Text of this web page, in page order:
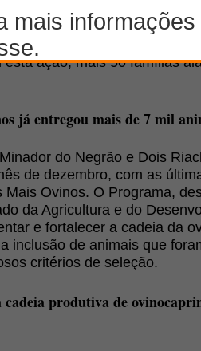
da Agricultura e do
terça-feira (18), cerca de
e Cacimbinhas, por meio
esta ação, mais 50 famílias
já entregou mais de 7 mil
do Negrão e Dois
de dezembro, com as
Mais Ovinos. O Programa,
da Agricultura e do
e fortalecer a cadeia da
inclusão de animais que
critérios de seleção.
produtiva de